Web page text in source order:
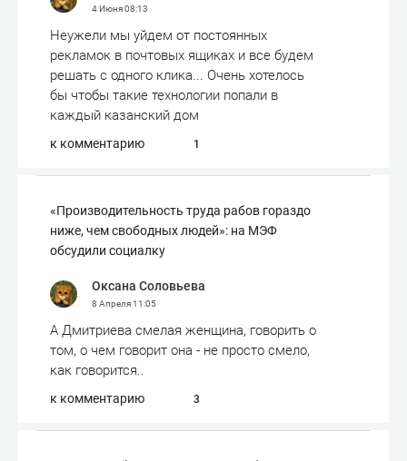
4 Июня08:13
Неужели мы уйдем от постоянных
рекламок в почтовых ящиках и все будем
решать с одного клика... Очень хотелось
бы чтобы такие технологии попали в
каждый казанский дом
к комментарию 1
«Производительность труда рабов гораздо
ниже, чем свободных людей»: на МЭФ
обсудили социалку
Оксана Соловьева
8 Апреля11:05
А Дмитриева смелая женщина, говорить о
том, о чем говорит она - не просто смело,
как говорится..
к комментарию 3